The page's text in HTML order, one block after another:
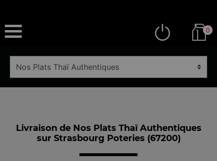
0
Livraison de Nos Plats Thaï Authentiques
sur Strasbourg Poteries (67200)